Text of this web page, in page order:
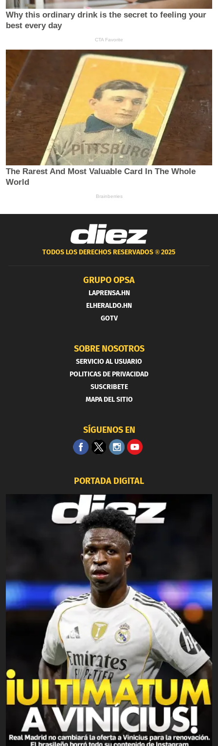
TODOS LOS DERECHOS RESERVADOS ®2025
GRUPO OPSA
LAPRENSA.HN
ELHERALDO.HN
GOTV
SOBRE NOSOTROS
SERVICIO AL USUARIO
POLITICAS DE PRIVACIDAD
SUSCRIBETE
MAPA DEL SITIO
SÍGUENOS EN
PORTADA DIGITAL